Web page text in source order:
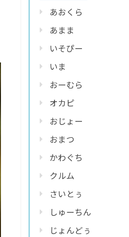
あおくら
あまま
いそぴー
いま
おーむら
オカピ
おじょー
おまつ
かわぐち
クルム
さいとぅ
しゅーちん
じょんどぅ